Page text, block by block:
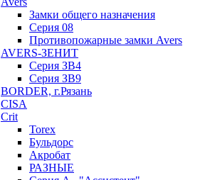
Замки общего назначения
Серия 08
Противопожарные замки Avers
AVERS-ЗЕНИТ
Серия ЗВ4
Серия ЗВ9
BORDER, г.Рязань
CISA
Crit
Torex
Бульдорс
Акробат
РАЗНЫЕ